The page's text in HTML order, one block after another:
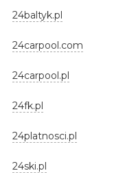
24baltyk.pl
24carpool.com
24carpool.pl
24fk.pl
24platnosci.pl
24ski.pl